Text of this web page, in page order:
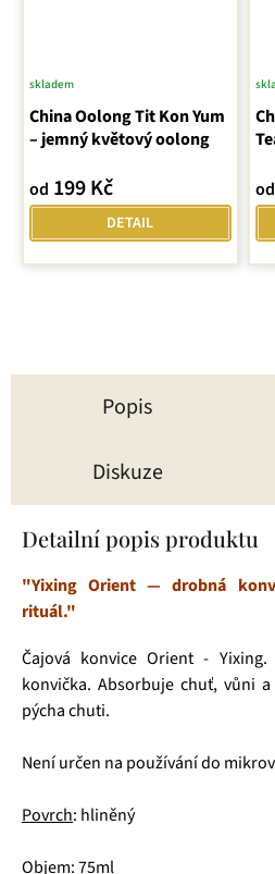
China Oolong Tit Kon Yum
– jemný květový oolong
skladem
od 199 Kč
DETAIL
od
Popis
Diskuze
Detailní popis produktu
"Yixing Orient — drobná
rituál."
Čajová konvice Orient -
konvička. Absorbuje chuť, vůni
pýcha chuti.
Není určen na používání do
Povrch: hliněný
Objem: 75ml